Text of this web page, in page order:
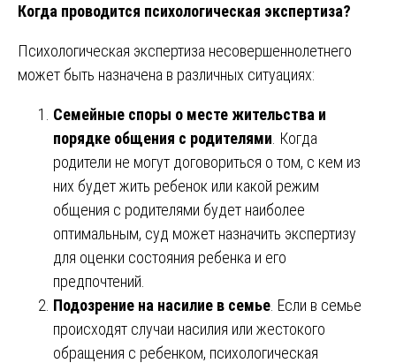
Когда проводится психологическая экспертиза?
Психологическая экспертиза несовершеннолетнего
может быть назначена в различных ситуациях:
Семейные споры о месте жительства и
порядке общения с родителями . Когда
родители не могут договориться о том, с кем из
них будет жить ребенок или какой режим
общения с родителями будет наиболее
оптимальным, суд может назначить экспертизу
для оценки состояния ребенка и его
предпочтений.
Подозрение на насилие в семье . Если в семье
происходят случаи насилия или жестокого
обращения с ребенком, психологическая